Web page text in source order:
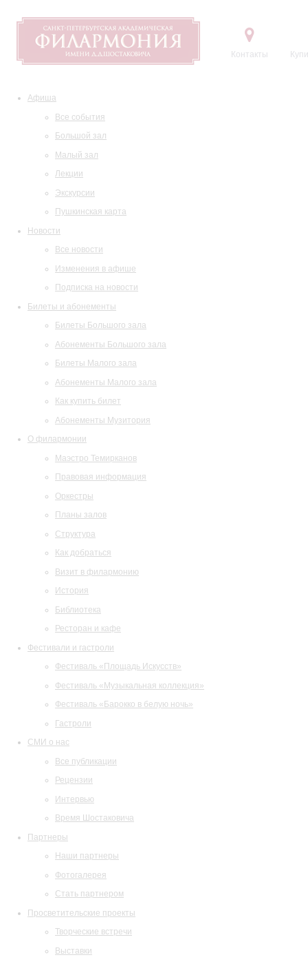
Контакты
Афиша
Все события
Большой зал
Малый зал
Лекции
Экскурсии
Пушкинская карта
Новости
Все новости
Изменения в афише
Подписка на новости
Билеты и абонементы
Билеты Большого зала
Абонементы Большого зала
Билеты Малого зала
Абонементы Малого зала
Как купить билет
Абонементы Музитория
О филармонии
Маэстро Темирканов
Правовая информация
Оркестры
Планы залов
Структура
Как добраться
Визит в филармонию
История
Библиотека
Ресторан и кафе
Фестивали и гастроли
Фестиваль «Площадь Искусств»
Фестиваль «Музыкальная коллекция»
Фестиваль «Барокко в белую ночь»
Гастроли
СМИ о нас
Все публикации
Рецензии
Интервью
Время Шостаковича
Партнеры
Наши партнеры
Фотогалерея
Стать партнером
Просветительские проекты
Творческие встречи
Выставки